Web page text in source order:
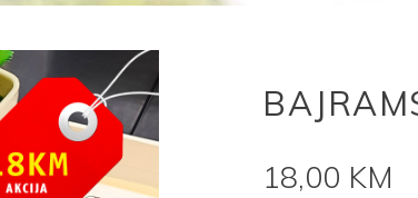
Original
18,00 KM